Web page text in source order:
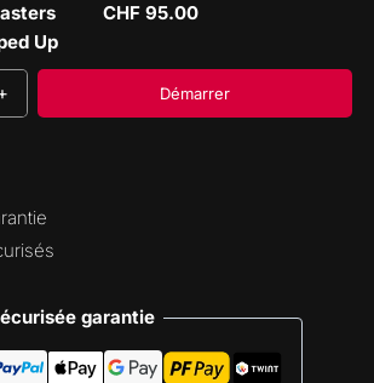
Up
CHF 95.00
Démarrer
garantie